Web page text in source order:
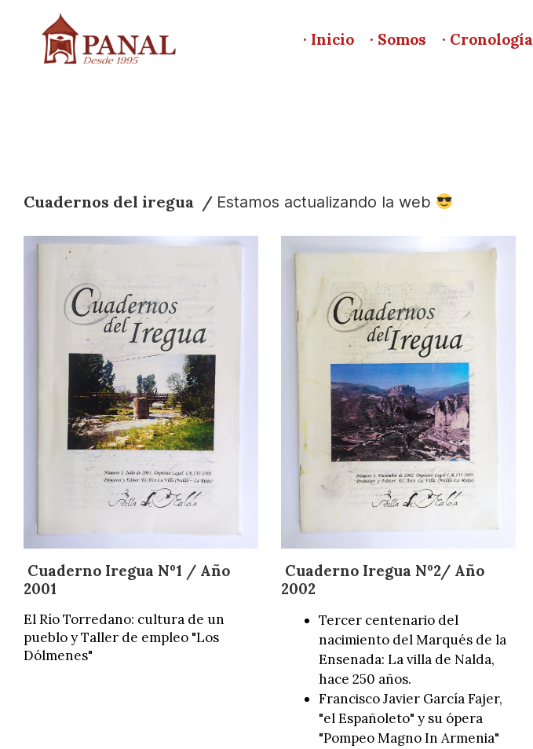
· Inicio · Somos · Cronología
Cuadernos del iregua / Estamos actualizando la web
Cuaderno Iregua Nº1 / Año
2001
El Río Torredano: cultura de un
pueblo y Taller de empleo "Los
Dólmenes"
Cuaderno Iregua Nº2/ Año
2002
Tercer centenario del
nacimiento del Marqués de la
Ensenada: La villa de Nalda,
hace 250 años.
Francisco Javier García Fajer,
"el Españoleto" y su ópera
"Pompeo Magno In Armenia"